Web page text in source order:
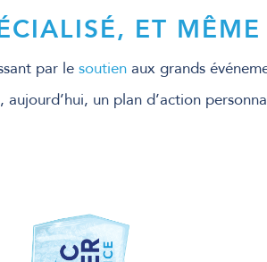
ET MÊME
par le soutien aux grands
un plan d’action